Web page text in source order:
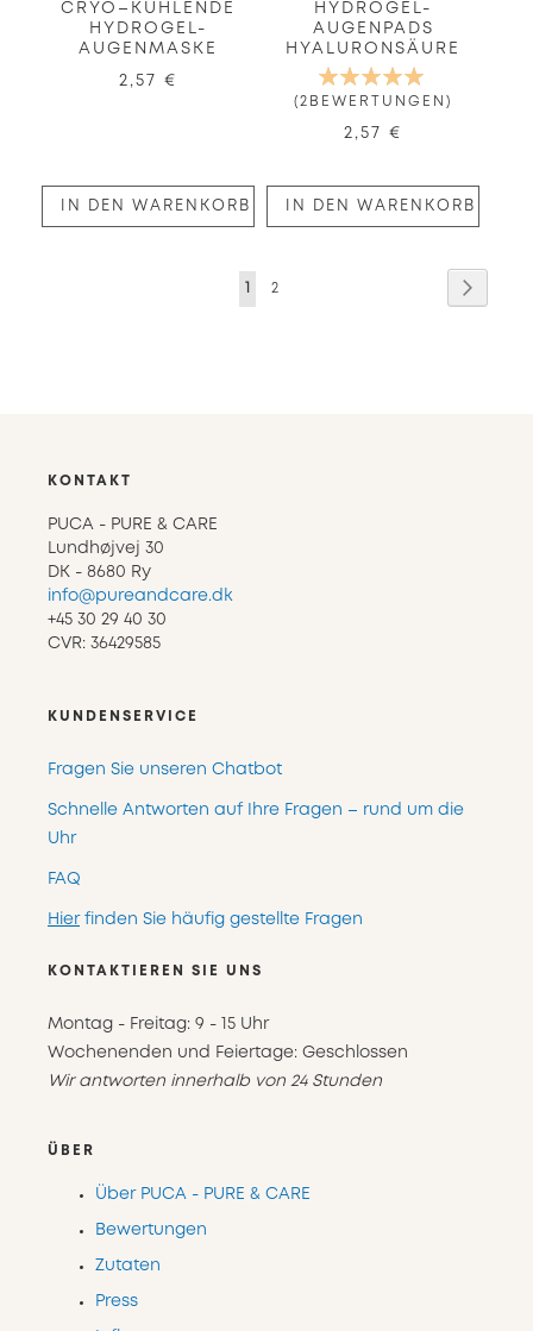
CRYO–KÜHLENDE
HYDROGEL-
AUGENMASKE
2,57 €
IN DEN WARENKORB
HYDROGEL-
AUGENPADS
HYALURONSÄURE
BEWERTUNG:
100%
2 BEWERTUNGEN
2,57 €
IN DEN WARENKORB
Seite
Sie Seite
2
KONTAKT
PUCA - PURE & CARE
Lundhøjvej 30
DK - 8680 Ry
info@pureandcare.dk
+45 30 29 40 30
CVR: 36429585
KUNDENSERVICE
Fragen Sie unseren Chatbot
Schnelle Antworten auf Ihre Fragen – rund um die
Uhr
FAQ
Hierfinden Sie häufig gestellte Fragen
KONTAKTIEREN SIE UNS
Montag - Freitag: 9 - 15 Uhr
Wochenenden und Feiertage: Geschlossen
Wir antworten innerhalb von 24 Stunden
ÜBER
Über PUCA - PURE & CARE
Bewertungen
Zutaten
Press